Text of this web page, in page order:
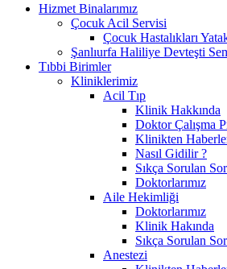
Hizmet Binalarımız
Çocuk Acil Servisi
Çocuk Hastalıkları
Şanlıurfa Haliliye Devteşti
Tıbbi Birimler
Kliniklerimiz
Acil Tıp
Klinik Hakkında
Doktor Çalışma
Klinikten
Nasıl Gidilir ?
Sıkça Sorulan
Doktorlarımız
Aile Hekimliği
Doktorlarımız
Klinik Hakında
Sıkça Sorulan
Anestezi